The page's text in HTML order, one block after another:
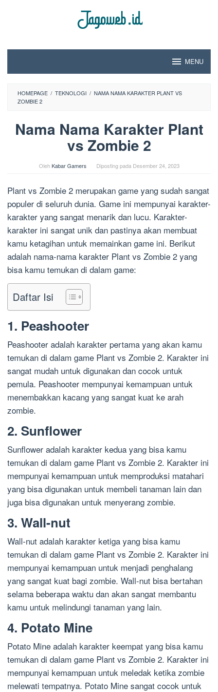
MENU
HOMEPAGE / TEKNOLOGI / NAMA NAMA KARAKTER PLANT VS
ZOMBIE 2
Nama Nama Karakter Plant
vs Zombie 2
OlehKabar Gamers Diposting pada Desember 24, 2023
Plant vs Zombie 2 merupakan game yang sudah sangat
populer di seluruh dunia. Game ini mempunyai karakter-
karakter yang sangat menarik dan lucu. Karakter-
karakter ini sangat unik dan pastinya akan membuat
kamu ketagihan untuk memainkan game ini. Berikut
adalah nama-nama karakter Plant vs Zombie 2 yang
bisa kamu temukan di dalam game:
Daftar Isi
1. Peashooter
Peashooter adalah karakter pertama yang akan kamu
temukan di dalam game Plant vs Zombie 2. Karakter ini
sangat mudah untuk digunakan dan cocok untuk
pemula. Peashooter mempunyai kemampuan untuk
menembakkan kacang yang sangat kuat ke arah
zombie.
2. Sunflower
Sunflower adalah karakter kedua yang bisa kamu
temukan di dalam game Plant vs Zombie 2. Karakter ini
mempunyai kemampuan untuk memproduksi matahari
yang bisa digunakan untuk membeli tanaman lain dan
juga bisa digunakan untuk menyerang zombie.
3. Wall-nut
Wall-nut adalah karakter ketiga yang bisa kamu
temukan di dalam game Plant vs Zombie 2. Karakter ini
mempunyai kemampuan untuk menjadi penghalang
yang sangat kuat bagi zombie. Wall-nut bisa bertahan
selama beberapa waktu dan akan sangat membantu
kamu untuk melindungi tanaman yang lain.
4. Potato Mine
Potato Mine adalah karakter keempat yang bisa kamu
temukan di dalam game Plant vs Zombie 2. Karakter ini
mempunyai kemampuan untuk meledak ketika zombie
melewati tempatnya. Potato Mine sangat cocok untuk